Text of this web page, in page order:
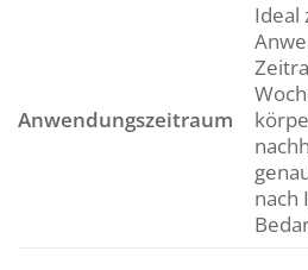
Anwendungszeitraum
Ideal
nach